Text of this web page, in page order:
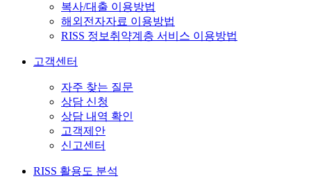
복사/대출 이용방법
해외전자자료 이용방법
RISS 정보취약계층 서비스 이용방법
고객센터
자주 찾는 질문
상담 신청
상담 내역 확인
고객제안
신고센터
RISS 활용도 분석